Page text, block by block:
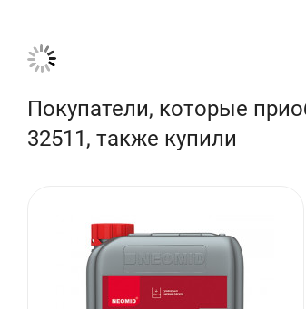
Покупатели, которые
32511, также купили